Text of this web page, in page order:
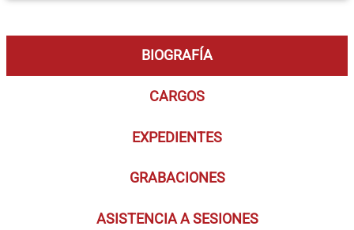
BIOGRAFÍA
CARGOS
EXPEDIENTES
GRABACIONES
ASISTENCIA A SESIONES